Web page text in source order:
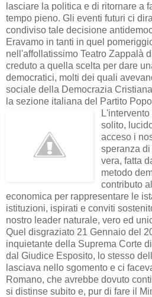
lasciare la politica e di ritornare a
tempo pieno. Gli eventi futuri ci
condiviso tale decisione
Eravamo in tanti in quel
nell'affollatissimo Teatro Zappalà
creduto a quella scelta per dare
democratici, molti dei quali
sociale della Democrazia
la sezione italiana del Partito
solito,
acceso i
speranza
vera, fatta
metodo
contributo
economica per rappresentare le
istituzioni, ispirati e conviti
nostro leader naturale, vero ed
Quel disgraziato 21 Gennaio del
inquietante della Suprema Corte
dal Giudice Esposito, lo stesso
lasciava nello sgomento e ci
Romano, che avrebbe dovuto
si distinse subito e, pur di fare il